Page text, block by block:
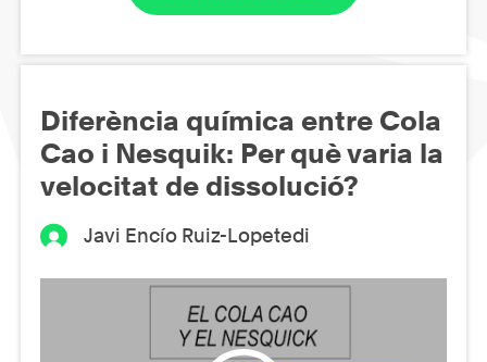
Diferència química entre Cola
Cao i Nesquik: Per què varia la
velocitat de dissolució?
Javi Encío Ruiz-Lopetedi